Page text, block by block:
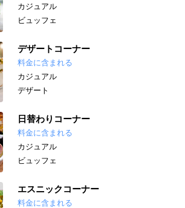
カジュアル
ビュッフェ
デザートコーナー
料金に含まれる
カジュアル
デザート
日替わりコーナー
料金に含まれる
カジュアル
ビュッフェ
エスニックコーナー
料金に含まれる